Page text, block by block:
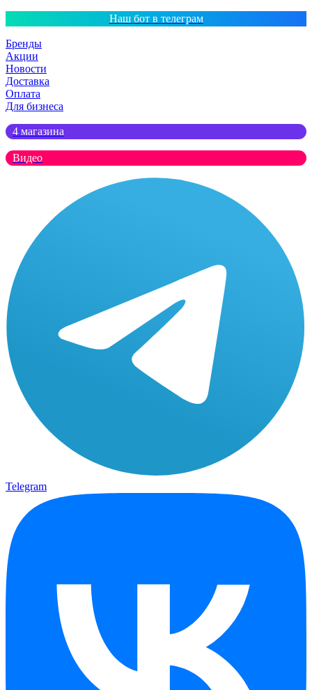
Наш бот в телеграм
Бренды
Акции
Новости
Доставка
Оплата
Для бизнеса
4 магазина
Видео
Telegram